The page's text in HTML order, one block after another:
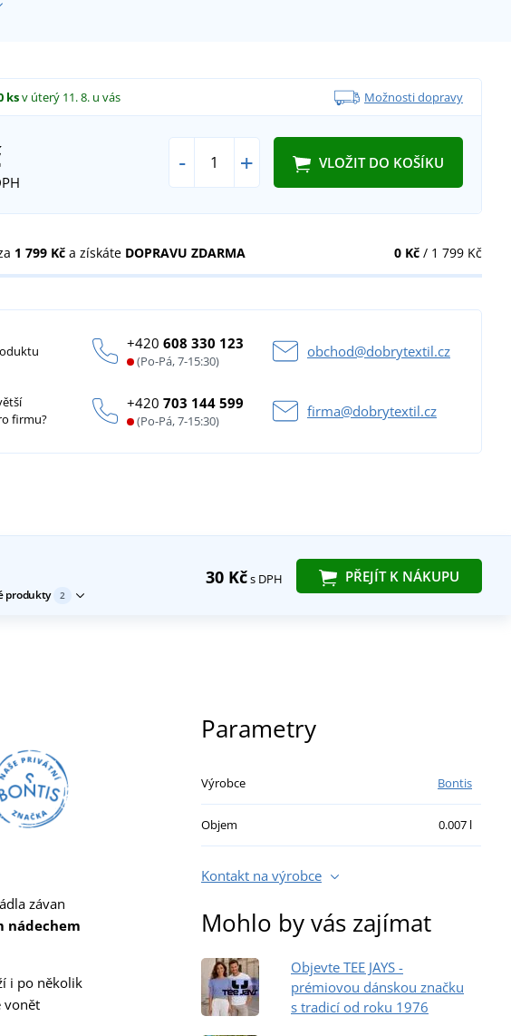
ksv úterý 11. 8. u vás Možnosti dopravy
- + VLOŽIT DO KOŠÍKU
0 Kč/ 1 799 Kč
1 799 Kč a získáte DOPRAVU ZDARMA
+420608 330 123
(Po-Pá, 7-15:30)
obchod@dobrytextil.cz
firmu?
+420703 144 599
(Po-Pá, 7-15:30)
firma@dobrytextil.cz
30 Kčs DPH PŘEJÍT K NÁKUPU
produkty 2
závan
nádechem
i po několik
vonět
Parametry
Výrobce Bontis
Objem 0.007 l
Kontakt na výrobce
Mohlo by vás zajímat
Objevte TEE JAYS -
prémiovou dánskou značku
s tradicí od roku 1976